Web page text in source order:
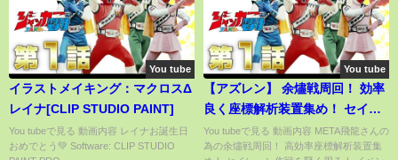
You tube
イラストメイキング：マクロスΔ
レイナ[CLIP STUDIO PAINT]
You tubeで見る 動画内容 レイナお誕生日
おめでとう💚 Software: CLIP STUDIO
You tube
【アズレン】 余燼戦周回！ 効率
良く座標解析装置集め！ セイレ
ーン作戦、１マップで終わらせ
る高効率収集！ 【アズールレー
You tubeで見る 動画内容 META飛龍さんの
為の余燼戦周回！ 高効率座標解析装置集